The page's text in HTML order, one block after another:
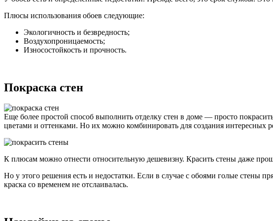
Плюсы использования обоев следующие:
Экологичность и безвредность;
Воздухопроницаемость;
Износостойкость и прочность.
Покраска стен
Еще более простой способ выполнить отделку стен в доме — просто
цветами и оттенками. Но их можно комбинировать для создания интересных
К плюсам можно отнести относительную дешевизну. Красить стены даже
Но у этого решения есть и недостатки. Если в случае с обоями голые стены
краска со временем не отслаивалась.